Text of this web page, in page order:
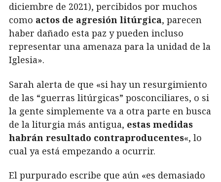
diciembre de 2021), percibidos por muchos
como actos de agresión litúrgica, parecen
haber dañado esta paz y pueden incluso
representar una amenaza para la unidad de la
Iglesia».
Sarah alerta de que «si hay un resurgimiento
de las “guerras litúrgicas” posconciliares, o si
la gente simplemente va a otra parte en busca
de la liturgia más antigua, estas medidas
habrán resultado contraproducentes«, lo
cual ya está empezando a ocurrir.
El purpurado escribe que aún «es demasiado